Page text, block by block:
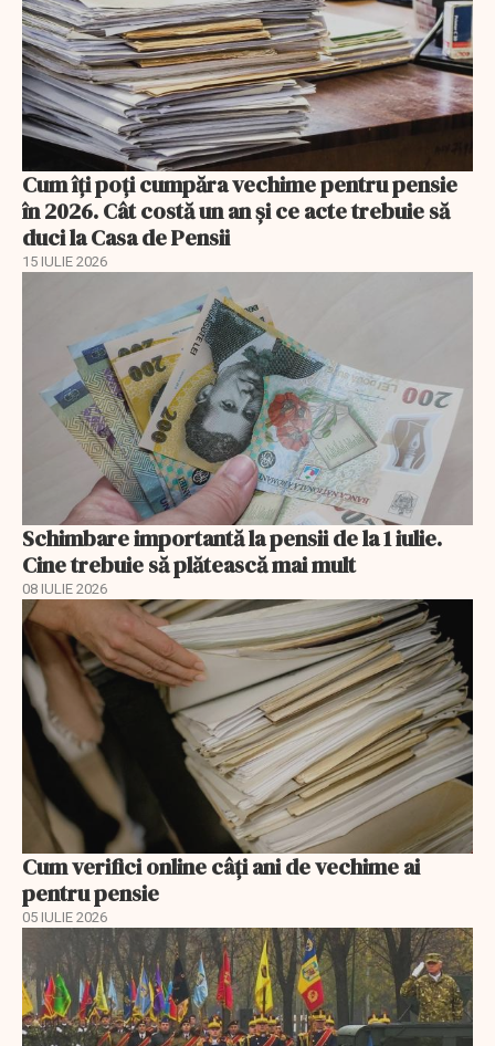
Cum îți poți cumpăra vechime pentru pensie
în 2026. Cât costă un an și ce acte trebuie să
duci la Casa de Pensii
15 IULIE 2026
Schimbare importantă la pensii de la 1 iulie.
Cine trebuie să plătească mai mult
08 IULIE 2026
Cum verifici online câți ani de vechime ai
pentru pensie
05 IULIE 2026